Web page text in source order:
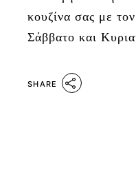
κουζίνα σας με
Σάββατο και
SHARE